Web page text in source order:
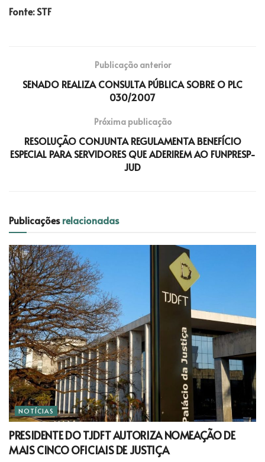
Fonte: STF
Publicação anterior
SENADO REALIZA CONSULTA PÚBLICA SOBRE O PLC
030/2007
Próxima publicação
RESOLUÇÃO CONJUNTA REGULAMENTA BENEFÍCIO
ESPECIAL PARA SERVIDORES QUE ADERIREM AO FUNPRESP-
JUD
Publicaçõesrelacionadas
NOTÍCIAS
PRESIDENTE DO TJDFT AUTORIZA NOMEAÇÃO DE
MAIS CINCO OFICIAIS DE JUSTIÇA